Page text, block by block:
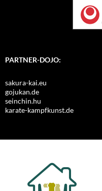
PARTNER-DOJO:
sakura-kai.eu
gojukan.de
seinchin.hu
karate-kampfkunst.de